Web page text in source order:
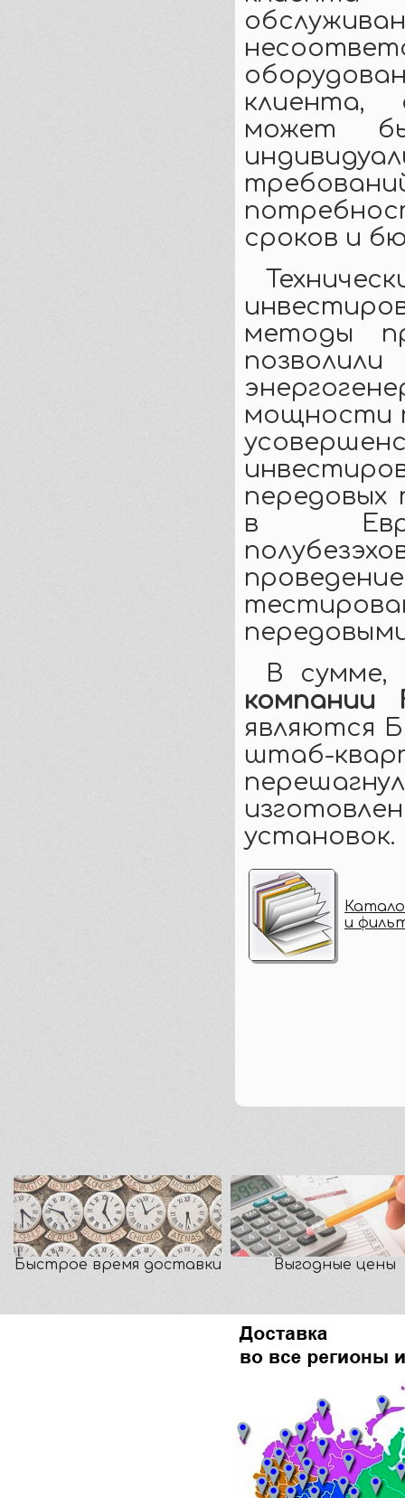
клиента,
может
сроков и
методы
мощности
передовых
в
В сумме,
компании
являются
штаб-
установок.
и
Быстрое время доставки Выгодные цены